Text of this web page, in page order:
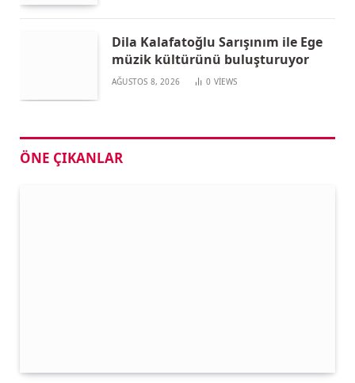
Dila Kalafatoğlu Sarışınım ile Ege
müzik kültürünü buluşturuyor
AĞUSTOS 8, 2026 0 VIEWS
ÖNE ÇIKANLAR